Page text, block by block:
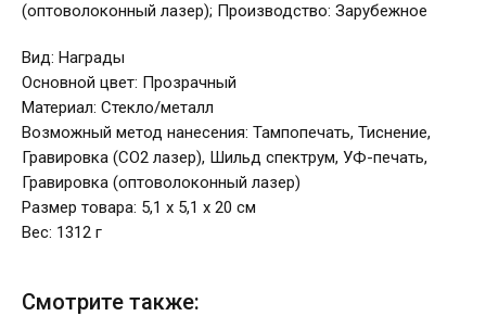
(оптоволоконный лазер); Производство: Зарубежное
Вид: Награды
Основной цвет: Прозрачный
Материал: Стекло/металл
Возможный метод нанесения: Тампопечать, Тиснение,
Гравировка (CO2 лазер), Шильд спектрум, УФ-печать,
Гравировка (оптоволоконный лазер)
Размер товара: 5,1 х 5,1 х 20 см
Вес: 1312 г
Смотрите также: